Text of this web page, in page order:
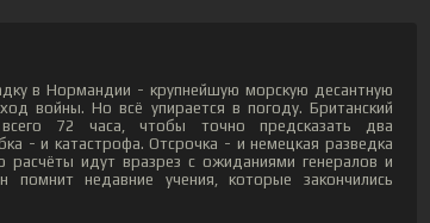
в Нормандии - крупнейшую морскую десантную
войны. Но всё упирается в погоду. Британский
72 часа, чтобы точно предсказать два
- и катастрофа. Отсрочка - и немецкая разведка
расчёты идут вразрез с ожиданиями генералов и
недавние учения, которые закончились